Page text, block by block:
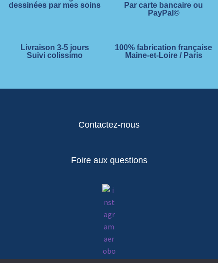
dessinées par mes soins
Par carte bancaire ou
PayPal©
Livraison 3-5 jours
Suivi colissimo
100% fabrication française
Maine-et-Loire / Paris
Contactez-nous
Foire aux questions